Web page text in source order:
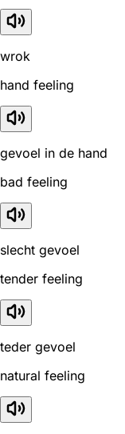
wrok
hand feeling
gevoel in de hand
bad feeling
slecht gevoel
tender feeling
teder gevoel
natural feeling